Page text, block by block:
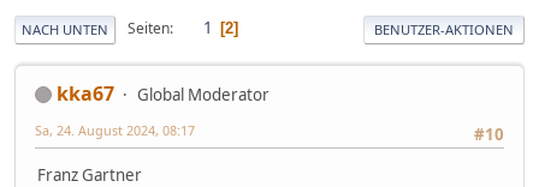
NACH UNTEN Seiten 1 2 BENUTZER-AKTIONEN
kka67
Global Moderator
#10
Sa, 24. August 2024, 08:17
Franz Gartner